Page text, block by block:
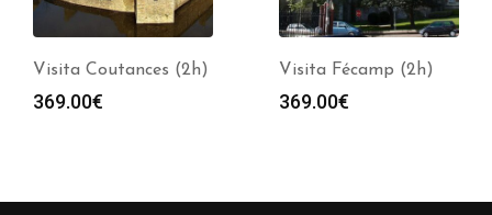
Visita Coutances (2h)
369.00€
Visita Fécamp (2h)
369.00€